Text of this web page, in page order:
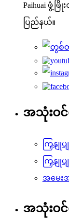
Paihuai ဖွံ့ဖြို
ပြည်နယ်။
အသုံးဝင်
ကြှနျု
ကြှနျု
အမေးအ
အသုံးဝင်